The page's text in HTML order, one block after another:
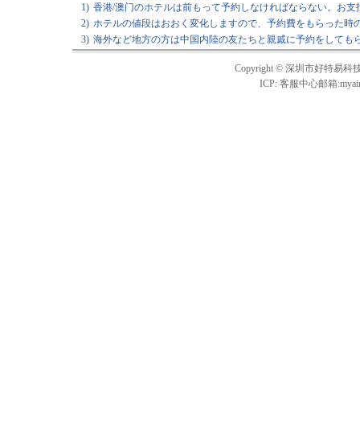
1) 香港/澳门のホテルは前もって予約しなければならない。お
2) ホテルの値段はおおく変化しますので、予約費をもらった時
3) 海外など地方の方は中国内陸の友たちと親戚に予約をしても
Copyright © 深圳市好特易科
ICP: 客服中心邮箱: